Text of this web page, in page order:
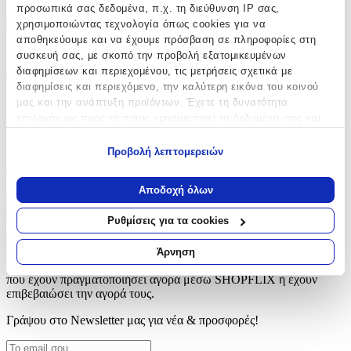
προσωπικά σας δεδομένα, π.χ. τη διεύθυνση IP σας,
χρησιμοποιώντας τεχνολογία όπως cookies για να
αποθηκεύουμε και να έχουμε πρόσβαση σε πληροφορίες στη
συσκευή σας, με σκοπό την προβολή εξατομικευμένων
διαφημίσεων και περιεχομένου, τις μετρήσεις σχετικά με
διαφημίσεις και περιεχόμενο, την καλύτερη εικόνα του κοινού
μας και την ανάπτυξη προϊόντων. Έχετε τη δυνατότητα
Να συλλέξουμε πληροφορίες σχετικά με τη γεωγραφική
σας τοποθεσία, οι οποίες μπορεί να είναι ακριβείς σε
απόσταση μερικών μέτρων
Να αναγνωρίσουμε τη συσκευή σας σαρώνοντας ενεργά
για συγκεκριμένα χαρακτηριστικά (δακτυλικό αποτύπωμα)
Μάθετε περισσότερα σχετικά με τον τρόπο επεξεργασίας των
προσωπικών σας δεδομένων και καθορίστε τις προτιμήσεις σας
στηνενότητα “Λεπτομέρειες”
Δήλωση Cookies.
Προβολή λεπτομερειών
Αποδοχή όλων
Ρυθμίσεις για τα cookies
Άρνηση
Ηλικία:
6+ Ετών
Τεμάχια:
275
τμχ
Προς το παρόν δεν υπάρχουν άλλες αξιολογήσεις. Όταν
προστεθούν, θα εμφανιστούν εδώ.
Πώς υπολογίζεται η βαθμολογία
Η τελική βαθμολογία βασίζεται αποκλειστικά σε κριτικές χρηστών
που έχουν πραγματοποιήσει αγορά μέσω SHOPFLIX ή έχουν
επιβεβαιώσει την αγορά τους.
Γράψου στο Νewsletter μας για νέα & προσφορές!